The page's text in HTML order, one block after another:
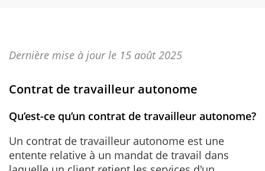
Dernière mise à jour le 15 août 2025
Contrat de travailleur autonome
Qu’est-ce qu’un contrat de travailleur autonome?
Un contrat de travailleur autonome est une
entente relative à un mandat de travail dans